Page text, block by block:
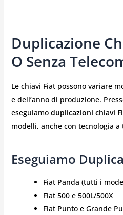
Duplicazione
O Senza
Le chiavi Fiat possono variare
e dell’anno di produzione.
eseguiamo duplicazioni chiavi
modelli, anche con tecnologia
Eseguiamo
Fiat Panda (tutti i
Fiat 500 e 500L/500X
Fiat Punto e Grande